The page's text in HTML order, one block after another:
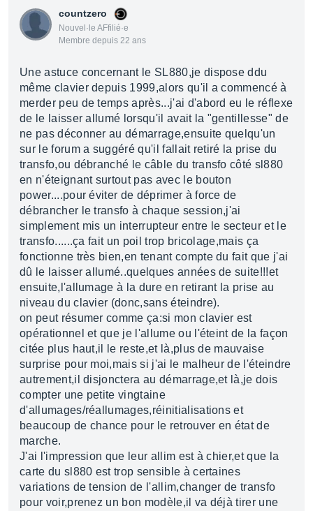
countzero
Nouvel·le AFfilié·e
Membre depuis 22 ans
Une astuce concernant le SL880,je dispose ddu
même clavier depuis 1999,alors qu'il a commencé à
merder peu de temps après...j'ai d'abord eu le réflexe
de le laisser allumé lorsqu'il avait la "gentillesse" de
ne pas déconner au démarrage,ensuite quelqu'un
sur le forum a suggéré qu'il fallait retiré la prise du
transfo,ou débranché le câble du transfo côté sl880
en n'éteignant surtout pas avec le bouton
power....pour éviter de déprimer à force de
débrancher le transfo à chaque session,j'ai
simplement mis un interrupteur entre le secteur et le
transfo......ça fait un poil trop bricolage,mais ça
fonctionne très bien,en tenant compte du fait que j'ai
dû le laisser allumé..quelques années de suite!!!et
ensuite,l'allumage à la dure en retirant la prise au
niveau du clavier (donc,sans éteindre).
on peut résumer comme ça:si mon clavier est
opérationnel et que je l'allume ou l'éteint de la façon
citée plus haut,il le reste,et là,plus de mauvaise
surprise pour moi,mais si j'ai le malheur de l'éteindre
autrement,il disjonctera au démarrage,et là,je dois
compter une petite vingtaine
d'allumages/réallumages,réinitialisations et
beaucoup de chance pour le retrouver en état de
marche.
J'ai l'impression que leur allim est à chier,et que la
carte du sl880 est trop sensible à certaines
variations de tension de l'allim,changer de transfo
pour voir,prenez un bon modèle,il va déjà tirer une